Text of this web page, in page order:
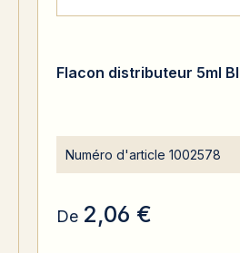
Flacon distributeur 5ml
Numéro d'article 1002578
De 2,06 €